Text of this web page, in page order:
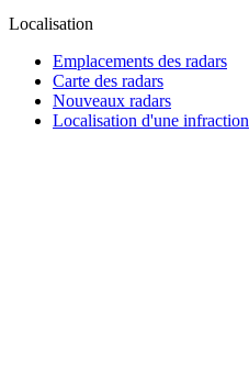
Localisation
Emplacements des radars
Carte des radars
Nouveaux radars
Localisation d'une infraction